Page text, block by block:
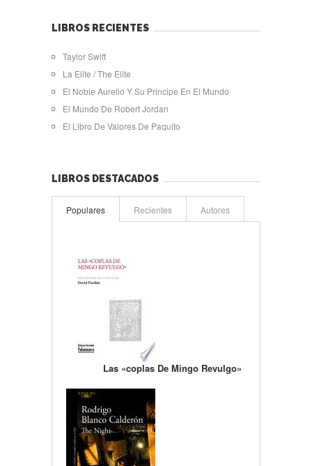
LIBROS RECIENTES
Taylor Swift
La Elite / The Elite
El Noble Aurelio Y Su Principe En El Mundo
El Mundo De Robert Jordan
El Libro De Valores De Paquito
LIBROS DESTACADOS
Populares Recientes Autores
Las «coplas De Mingo Revulgo»